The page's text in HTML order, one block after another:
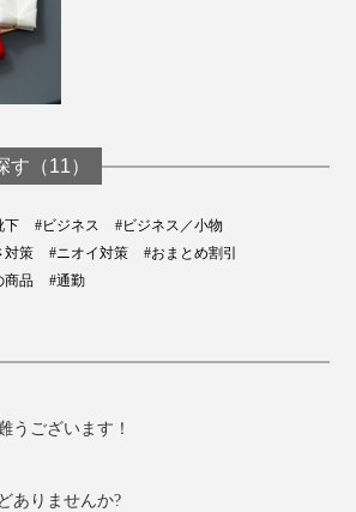
す（11）
下 #ビジネス
#ビジネス／小物
対策 #ニオイ対策
#おまとめ割引
商品 #通勤
うございます！
ありませんか?